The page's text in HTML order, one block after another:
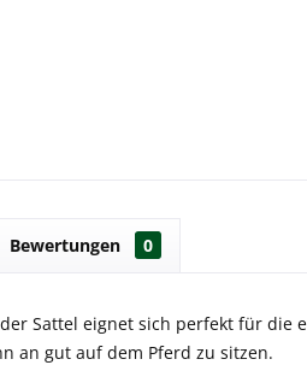
Bewertungen 0
Sattel eignet sich perfekt für
an gut auf dem Pferd zu sitzen.